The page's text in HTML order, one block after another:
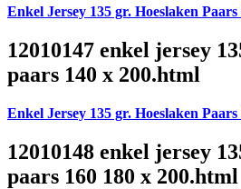
Enkel Jersey 135 gr. Hoeslaken Paars
12010147 enkel jersey
paars 140 x 200.html
Enkel Jersey 135 gr. Hoeslaken Paars
12010148 enkel jersey
paars 160 180 x 200.html